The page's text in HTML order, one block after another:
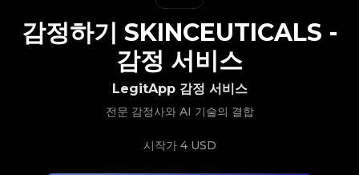
LegitApp 감정 서비스
전문 감정사와 AI 기술의 결합
시작가 4 USD
감정하기 SKINCEUTICALS -
감정 서비스